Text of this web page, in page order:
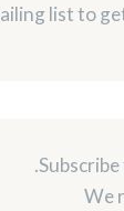
list to
We